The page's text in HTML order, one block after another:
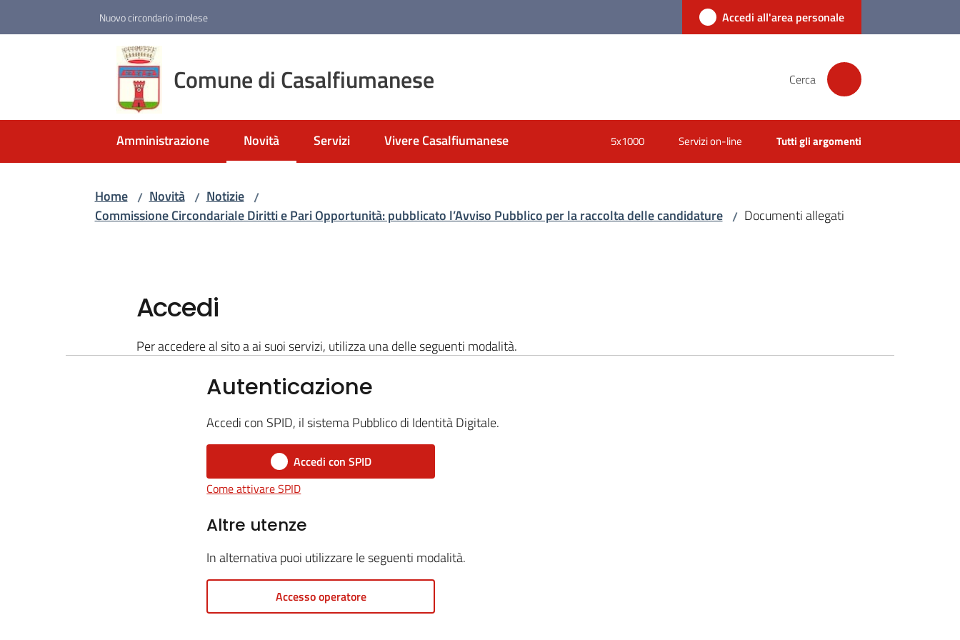
Nuovo circondario imolese Accedi all'area personale
Comune di Casalfiumanese Cerca
Amministrazione Novità
Menu selezionato
Servizi Vivere Casalfiumanese 5x1000 Servizi on-line Tutti gli argomenti
Home / Novità / Notizie /
Commissione Circondariale Diritti e Pari Opportunità: pubblicato l’Avviso Pubblico per la raccolta delle candidature / Documenti allegati
Accedi
Per accedere al sito a ai suoi servizi, utilizza una delle seguenti modalità.
Autenticazione
Accedi con SPID, il sistema Pubblico di Identità Digitale.
Accedi con SPID
Come attivare SPID
Altre utenze
In alternativa puoi utilizzare le seguenti modalità.
Accesso operatore